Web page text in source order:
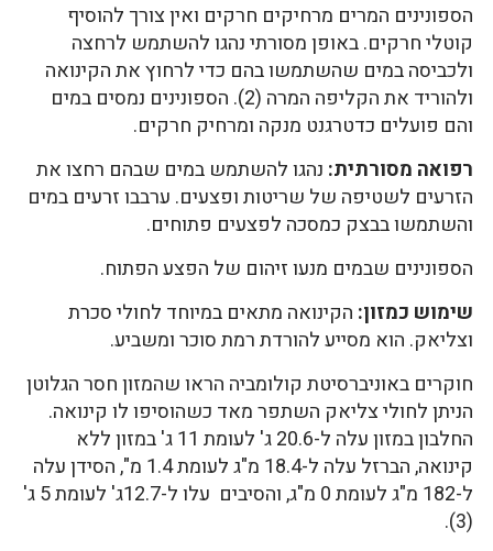
הספונינים המרים מרחיקים חרקים ואין צורך להוסיף
קוטלי חרקים. באופן מסורתי נהגו להשתמש לרחצה
ולכביסה במים שהשתמשו בהם כדי לרחוץ את הקינואה
ולהוריד את הקליפה המרה (2). הספונינים נמסים במים
והם פועלים כדטרגנט מנקה ומרחיק חרקים.
רפואה מסורתית: נהגו להשתמש במים שבהם רחצו את
הזרעים לשטיפה של שריטות ופצעים. ערבבו זרעים במים
והשתמשו בבצק כמסכה לפצעים פתוחים.
הספונינים שבמים מנעו זיהום של הפצע הפתוח.
שימוש כמזון: הקינואה מתאים במיוחד לחולי סכרת
וצליאק. הוא מסייע להורדת רמת סוכר ומשביע.
חוקרים באוניברסיטת קולומביה הראו שהמזון חסר הגלוטן
הניתן לחולי צליאק השתפר מאד כשהוסיפו לו קינואה.
החלבון במזון עלה ל-20.6 ג' לעומת 11 ג' במזון ללא
קינואה, הברזל עלה ל-18.4 מ"ג לעומת 1.4 מ", הסידן עלה
ל-182 מ"ג לעומת 0 מ"ג, והסיבים עלו ל-12.7ג' לעומת 5 ג'
(3).